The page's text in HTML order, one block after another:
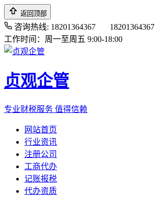
返回顶部
咨询热线: 18201364367
18201364367
工作时间：周一至周五 9:00-18:00
贞观企管
专业财税服务 值得信赖
网站首页
行业资讯
注册公司
工商代办
记账报税
代办资质